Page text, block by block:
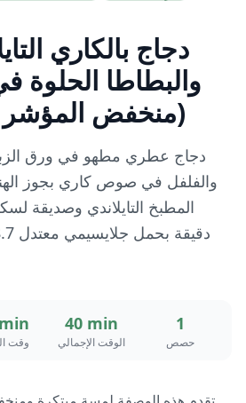
دجاج بالكاري
والبطاطا الحلوة
(منخفض المؤشر
دجاج عطري مطهو في ورق
والفلفل في صوص كاري بجوز
وقت
40 min
الوقت الإجمالي
1
حصص